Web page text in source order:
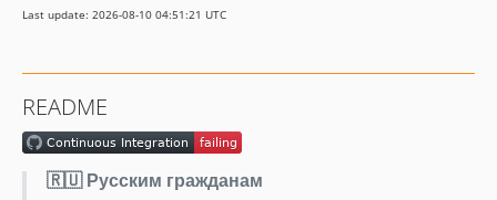
2.6.x-dev
2.5.x-dev
2.5.0
2.4.x-dev
Last update: 2026-08-10 04:51:21 UTC
README
🇷🇺 Русским гражданам